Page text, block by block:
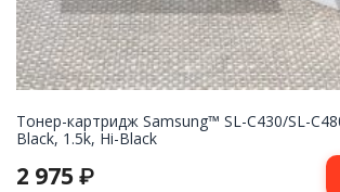
Тонер-картридж Samsung™ SL-С430/SL-
Black, 1.5k, Hi-Black
2 975 ₽